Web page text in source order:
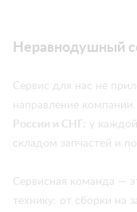
Неравнодушный
Сервис для нас не
направление компании.
России и СНГ: у
складом запчастей и
Сервисная команда —
технику: от сборки на